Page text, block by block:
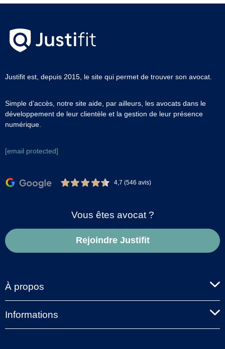
Justifit est, depuis 2015, le site qui permet de trouver son avocat.
Simple d’accès, notre site aide, par ailleurs, les avocats dans le
développement de leur clientèle et la gestion de leur présence
numérique.
[email protected]
4,7 (546 avis)
Vous êtes avocat ?
Rejoindre Justifit
À propos
Informations